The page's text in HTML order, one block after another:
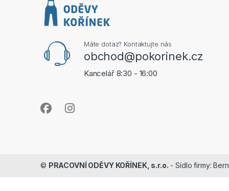
Máte dotaz? Kontaktujte nás
obchod@pokorinek.cz
Kancelář 8:30 - 16:00
© PRACOVNÍ ODĚVY KOŘÍNEK, s.r.o. - Sídlo firmy: